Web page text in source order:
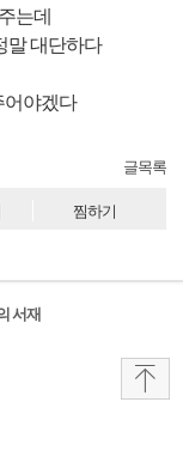
는데
말 대단하다
어야겠다
글목록
찜하기
서재